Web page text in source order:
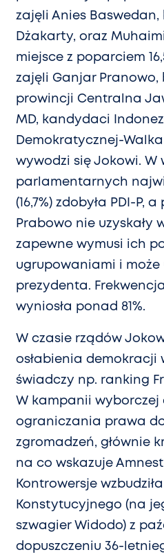
zajęli Anies Baswedan,
Dżakarty, oraz
miejsce z poparciem
zajęli Ganjar Pranowo,
prowincji Centralna
MD, kandydaci
Demokratycznej-Walka
wywodzi się Jokowi. W
parlamentarnych
(16,7%) zdobyła PDI-P,
Prabowo nie uzyskały
zapewne wymusi ich
ugrupowaniami i może
prezydenta.
wyniosła ponad 81%.
W czasie rządów
osłabienia demokracji
świadczy np. ranking
W kampanii wyborczej
ograniczania prawa
zgromadzeń, głównie
na co wskazuje
Kontrowersje
Konstytucyjnego (na
szwagier Widodo) z
dopuszczeniu 36-